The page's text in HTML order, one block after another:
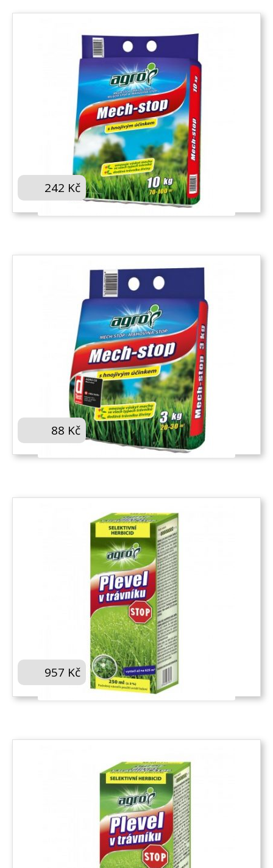
AGRO MECH-STOP 10 KG V PYTLI S UCHEM
242 Kč KOUPIT
AGRO MECH-STOP 3 KG V PYTLI S UCHEM
88 Kč KOUPIT
AGRO PLEVEL V TRÁVNÍKU STOP 250 ML
957 Kč KOUPIT